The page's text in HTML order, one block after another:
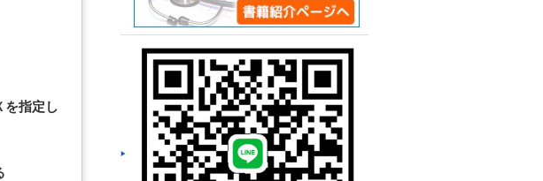
を指定し